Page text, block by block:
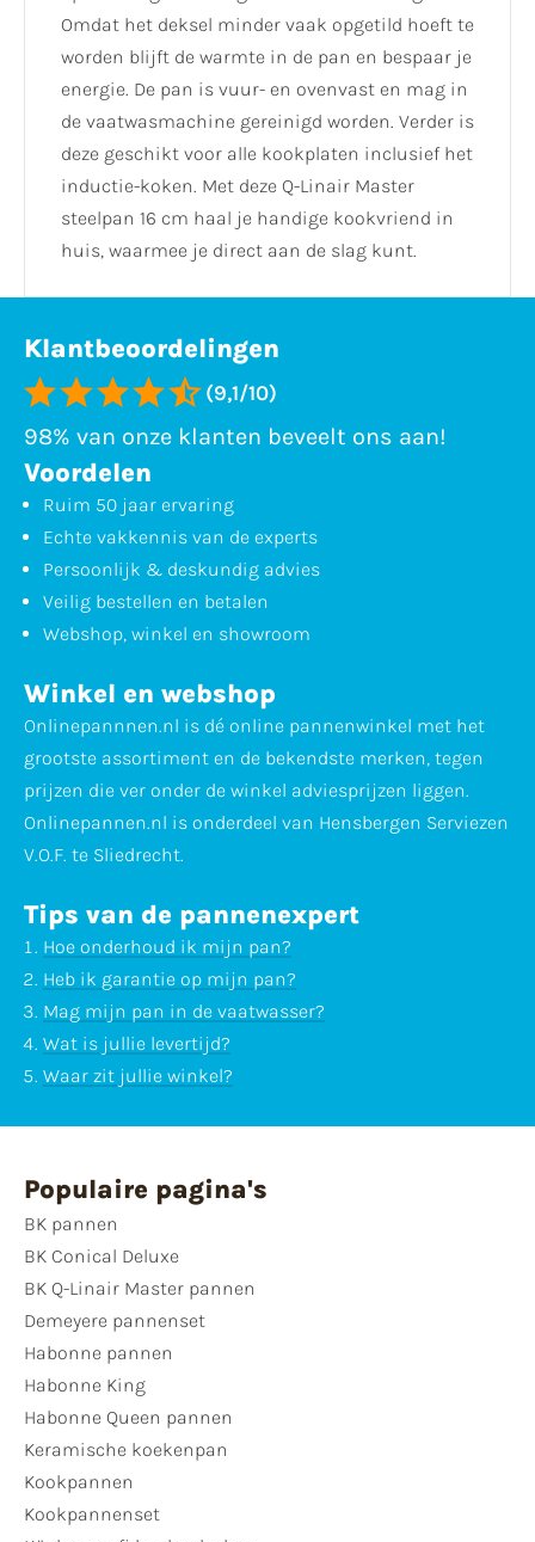
Omdat het deksel minder vaak opgetild hoeft te
worden blijft de warmte in de pan en bespaar je
energie. De pan is vuur- en ovenvast en mag in
de vaatwasmachine gereinigd worden. Verder is
deze geschikt voor alle kookplaten inclusief het
inductie-koken. Met deze Q-Linair Master
steelpan 16 cm haal je handige kookvriend in
huis, waarmee je direct aan de slag kunt.
Klantbeoordelingen
(9,1/10)
98% van onze klanten beveelt ons aan!
Voordelen
Ruim 50 jaar ervaring
Echte vakkennis van de experts
Persoonlijk & deskundig advies
Veilig bestellen en betalen
Webshop, winkel en showroom
Winkel en webshop
Onlinepannnen.nl is dé online pannenwinkel met het
grootste assortiment en de bekendste merken, tegen
prijzen die ver onder de winkel adviesprijzen liggen.
Onlinepannen.nl is onderdeel van Hensbergen Serviezen
V.O.F. te Sliedrecht.
Tips van de pannenexpert
Hoe onderhoud ik mijn pan?
Heb ik garantie op mijn pan?
Mag mijn pan in de vaatwasser?
Wat is jullie levertijd?
Waar zit jullie winkel?
Populaire pagina's
BK pannen
BK Conical Deluxe
BK Q-Linair Master pannen
Demeyere pannenset
Habonne pannen
Habonne King
Habonne Queen pannen
Keramische koekenpan
Kookpannen
Kookpannenset